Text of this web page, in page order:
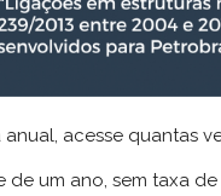
anual, acesse quantas
de um ano, sem taxa